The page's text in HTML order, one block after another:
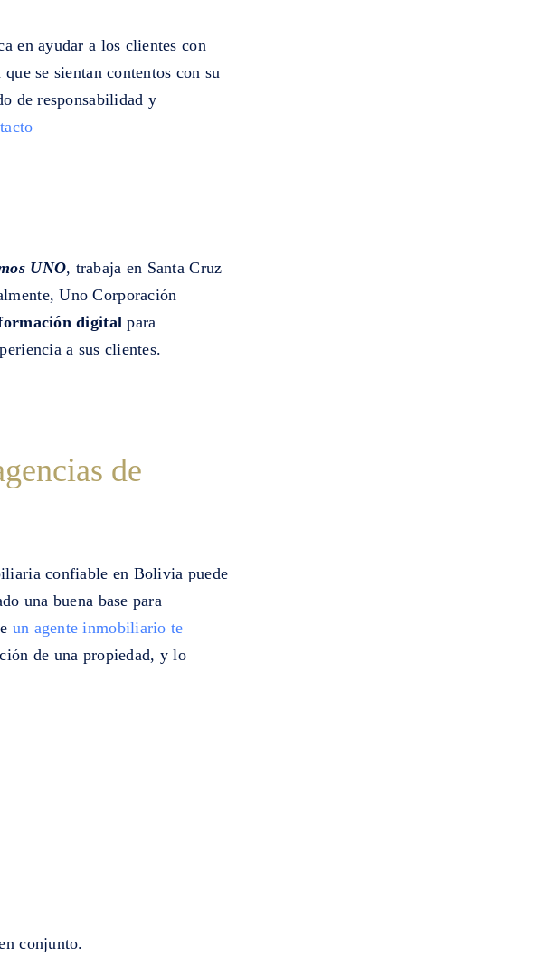
en ayudar a los clientes con
se sientan contentos con su
de responsabilidad y
UNO, trabaja en Santa Cruz
Uno Corporación
digital para
a sus clientes.
de
confiable en Bolivia puede
una buena base para
un agente inmobiliario te
de una propiedad, y lo
conjunto.